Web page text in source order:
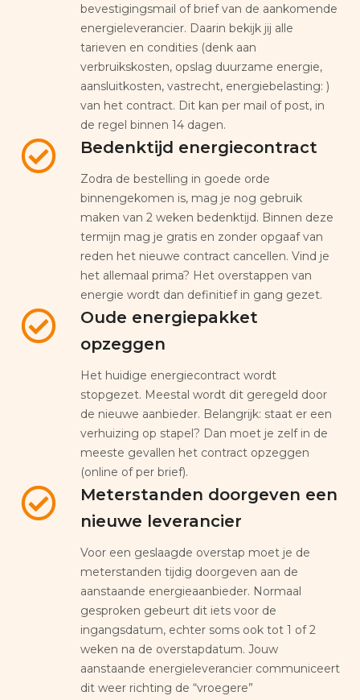
bevestigingsmail of brief van de aankomende
energieleverancier. Daarin bekijk jij alle
tarieven en condities (denk aan
verbruikskosten, opslag duurzame energie,
aansluitkosten, vastrecht, energiebelasting: )
van het contract. Dit kan per mail of post, in
de regel binnen 14 dagen.
Bedenktijd energiecontract
Zodra de bestelling in goede orde
binnengekomen is, mag je nog gebruik
maken van 2 weken bedenktijd. Binnen deze
termijn mag je gratis en zonder opgaaf van
reden het nieuwe contract cancellen. Vind je
het allemaal prima? Het overstappen van
energie wordt dan definitief in gang gezet.
Oude energiepakket
opzeggen
Het huidige energiecontract wordt
stopgezet. Meestal wordt dit geregeld door
de nieuwe aanbieder. Belangrijk: staat er een
verhuizing op stapel? Dan moet je zelf in de
meeste gevallen het contract opzeggen
(online of per brief).
Meterstanden doorgeven een
nieuwe leverancier
Voor een geslaagde overstap moet je de
meterstanden tijdig doorgeven aan de
aanstaande energieaanbieder. Normaal
gesproken gebeurt dit iets voor de
ingangsdatum, echter soms ook tot 1 of 2
weken na de overstapdatum. Jouw
aanstaande energieleverancier communiceert
dit weer richting de “vroegere”